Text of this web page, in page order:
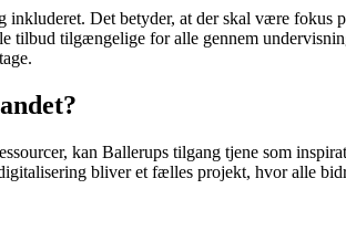
Det betyder, at der skal være fokus
tilbud tilgængelige for alle gennem
kan Ballerups tilgang tjene som
bliver et fælles projekt, hvor alle